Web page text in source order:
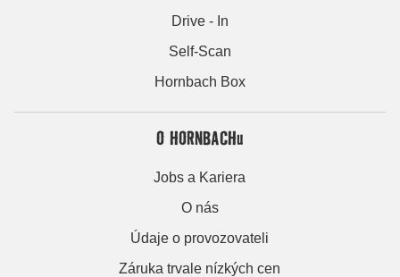
Drive - In
Self-Scan
Hornbach Box
O HORNBACHu
Jobs a Kariera
O nás
Údaje o provozovateli
Záruka trvale nízkých cen